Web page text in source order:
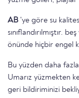
AB 'ye göre su
sınıflandırılmıştır. beş yıl üst üste. Böylece banyo keyfinin
önünde hiçbir engel
Bu yüzden daha
Umarız yüzmekten
geri bildiriminizi